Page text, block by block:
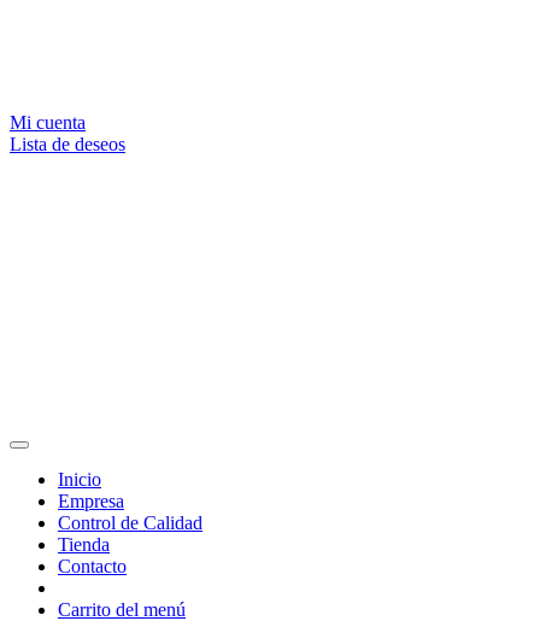
Mi cuenta
Lista de deseos
Inicio
Empresa
Control de Calidad
Tienda
Contacto
Carrito del menú